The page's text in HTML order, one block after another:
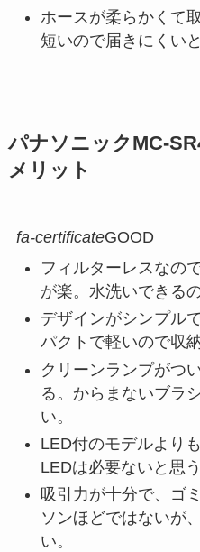
ホースが柔らかくて
短いので届きにくい
パナソニックMC-
メリット
fa-certificateGOOD
フィルターレスなの
が楽。水洗いできる
デザインがシンプル
パクトで軽いので収
クリーンランプがつ
る。からまないブラ
い。
LED付のモデルより
LEDは必要ないと思う
吸引力が十分で、ゴ
ソンほどではないが
い。